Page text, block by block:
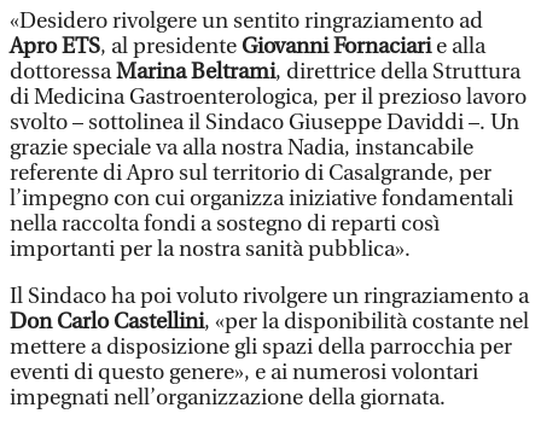
«Desidero rivolgere un sentito ringraziamento ad
Apro ETS, al presidenteGiovanni Fornaciarie alla
dottoressaMarina Beltrami, direttrice della Struttura
di Medicina Gastroenterologica, per il prezioso lavoro
svolto – sottolinea il Sindaco Giuseppe Daviddi –. Un
grazie speciale va alla nostra Nadia, instancabile
referente di Apro sul territorio di Casalgrande, per
l’impegno con cui organizza iniziative fondamentali
nella raccolta fondi a sostegno di reparti così
importanti per la nostra sanità pubblica».
Il Sindaco ha poi voluto rivolgere un ringraziamento a
Don Carlo Castellini, «per la disponibilità costante nel
mettere a disposizione gli spazi della parrocchia per
eventi di questo genere», e ai numerosi volontari
impegnati nell’organizzazione della giornata.